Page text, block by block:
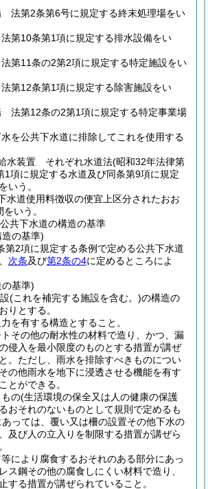
法第2条第6号に規定する終末処理場をい
第10条第1項に規定する排水設備をい
第11条の2第2項に規定する特定施設をい
第12条第1項に規定する除害施設をい
法第12条の2第1項に規定する特定事業場
を公共下水道に排除してこれを使用する
水装置 それぞれ水道法(昭和32年法律第
1項に規定する水道及び同条第9項に規定
いう。
道使用料徴収の便宜上区分されたおお
いう。
公共下水道の構造の基準
の基準)
第2項に規定する条例で定める公共下水道
次条及び第2条の4に定めるところによ
基準)
(これを補完する施設を含む。)の構造の
りとする。
を有する構造とすること。
その他の耐水性の材料で造り、かつ、漏
侵入を最小限度のものとする措置が講ぜ
。 ただし、雨水を排除すべきものについ
の他雨水を地下に浸透させる機能を有す
とができる。
の(生活環境の保全又は人の健康の保護
おそれのないものとして規則で定めるも
あっては、覆い又は柵の設置その他下水の
及び人の立入りを制限する措置が講ぜら
により腐食するおそれのある部分にあっ
ス鋼その他の腐食しにくい材料で造り、
する措置が講ぜられていること。